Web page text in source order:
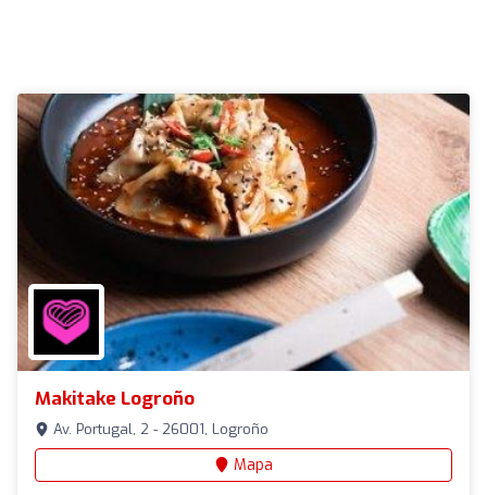
Makitake Logroño
Av. Portugal, 2 - 26001, Logroño
Mapa